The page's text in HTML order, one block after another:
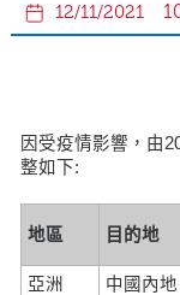
12/11/2021
因受疫情影響，由
整如下:
地區 目的地
亞洲 中國內地